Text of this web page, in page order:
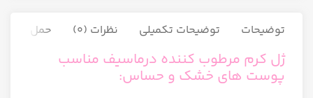
توضیحات توضیحات تکمیلی نظرات (0) حمل و نقل
ژل کرم مرطوب کننده درماسیف مناسب
پوست های خشک و حساس: